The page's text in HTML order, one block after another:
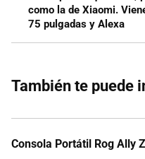
como la de Xiaomi.
75 pulgadas y Alexa
También te puede
Consola Portátil Rog Ally